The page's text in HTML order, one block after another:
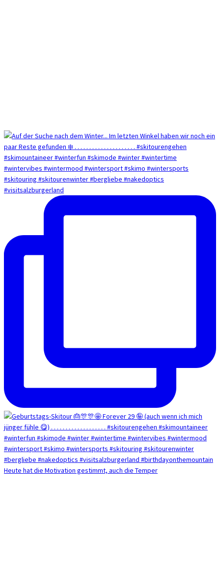
Heute hat die Motivation gestimmt, auch die Temper